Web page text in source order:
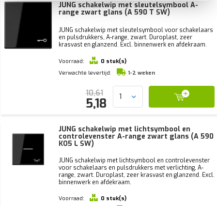
JUNG schakelwip met sleutelsymbool A-
range zwart glans (A 590 T SW)
JUNG schakelwip met sleutelsymbool voor schakelaars
en pulsdrukkers, A-range, zwart. Duroplast, zeer
krasvast en glanzend. Excl. binnenwerk en afdekraam.
Voorraad:
0 stuk(s)
Verwachte levertijd:
1-2 weken
10,61
5,18
JUNG schakelwip met lichtsymbool en
controlevenster A-range zwart glans (A 590
KO5 L SW)
JUNG schakelwip met lichtsymbool en controlevenster
voor schakelaars en pulsdrukkers met verlichting, A-
range, zwart. Duroplast, zeer krasvast en glanzend. Excl.
binnenwerk en afdekraam.
Voorraad:
0 stuk(s)